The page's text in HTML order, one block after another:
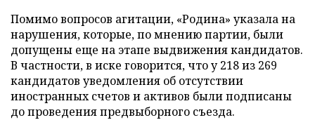
Помимо вопросов агитации, «Родина» указала на
нарушения, которые, по мнению партии, были
допущены еще на этапе выдвижения кандидатов.
В частности, в иске говорится, что у 218 из 269
кандидатов уведомления об отсутствии
иностранных счетов и активов были подписаны
до проведения предвыборного съезда.